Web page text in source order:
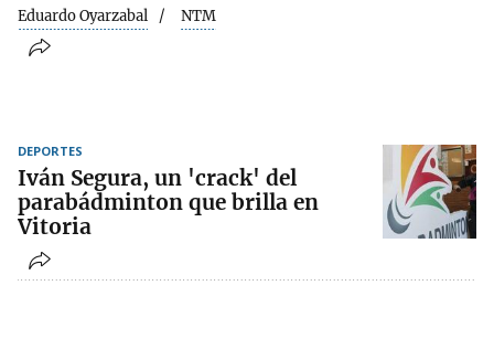
Eduardo Oyarzabal NTM
DEPORTES
Iván Segura, un 'crack' del
parabádminton que brilla en
Vitoria